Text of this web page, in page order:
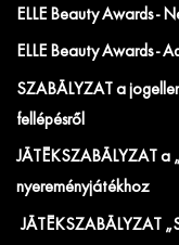
ELLE Beauty Awards -
ELLE Beauty Awards -
SZABÁLYZAT a
fellépésről
JÁTÉKSZABÁLYZAT a
nyereményjátékhoz
JÁTÉKSZABÁLYZAT